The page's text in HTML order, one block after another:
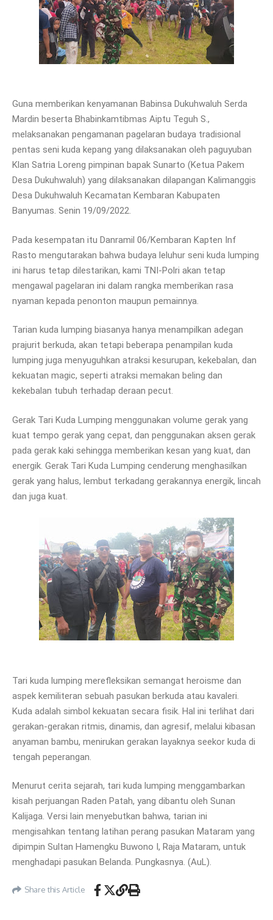
Guna memberikan kenyamanan Babinsa Dukuhwaluh Serda
Mardin beserta Bhabinkamtibmas Aiptu Teguh S.,
melaksanakan pengamanan pagelaran budaya tradisional
pentas seni kuda kepang yang dilaksanakan oleh paguyuban
Klan Satria Loreng pimpinan bapak Sunarto (Ketua Pakem
Desa Dukuhwaluh) yang dilaksanakan dilapangan Kalimanggis
Desa Dukuhwaluh Kecamatan Kembaran Kabupaten
Banyumas. Senin 19/09/2022.
Pada kesempatan itu Danramil 06/Kembaran Kapten Inf
Rasto mengutarakan bahwa budaya leluhur seni kuda lumping
ini harus tetap dilestarikan, kami TNI-Polri akan tetap
mengawal pagelaran ini dalam rangka memberikan rasa
nyaman kepada penonton maupun pemainnya.
Tarian kuda lumping biasanya hanya menampilkan adegan
prajurit berkuda, akan tetapi beberapa penampilan kuda
lumping juga menyuguhkan atraksi kesurupan, kekebalan, dan
kekuatan magic, seperti atraksi memakan beling dan
kekebalan tubuh terhadap deraan pecut.
Gerak Tari Kuda Lumping menggunakan volume gerak yang
kuat tempo gerak yang cepat, dan penggunakan aksen gerak
pada gerak kaki sehingga memberikan kesan yang kuat, dan
energik. Gerak Tari Kuda Lumping cenderung menghasilkan
gerak yang halus, lembut terkadang gerakannya energik, lincah
dan juga kuat.
Tari kuda lumping merefleksikan semangat heroisme dan
aspek kemiliteran sebuah pasukan berkuda atau kavaleri.
Kuda adalah simbol kekuatan secara fisik. Hal ini terlihat dari
gerakan-gerakan ritmis, dinamis, dan agresif, melalui kibasan
anyaman bambu, menirukan gerakan layaknya seekor kuda di
tengah peperangan.
Menurut cerita sejarah, tari kuda lumping menggambarkan
kisah perjuangan Raden Patah, yang dibantu oleh Sunan
Kalijaga. Versi lain menyebutkan bahwa, tarian ini
mengisahkan tentang latihan perang pasukan Mataram yang
dipimpin Sultan Hamengku Buwono I, Raja Mataram, untuk
menghadapi pasukan Belanda. Pungkasnya. (AuL).
Share this Article